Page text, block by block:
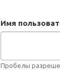
Имя
Пробелы